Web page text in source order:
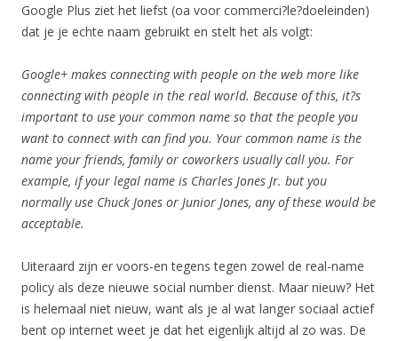
Google Plus ziet het liefst (oa voor commerci?le?doeleinden)
dat je je echte naam gebruikt en stelt het als volgt:
Google+ makes connecting with people on the web more like
connecting with people in the real world. Because of this, it?s
important to use your common name so that the people you
want to connect with can find you. Your common name is the
name your friends, family or coworkers usually call you. For
example, if your legal name is Charles Jones Jr. but you
normally use Chuck Jones or Junior Jones, any of these would be
acceptable.
Uiteraard zijn er voors-en tegens tegen zowel de real-name
policy als deze nieuwe social number dienst. Maar nieuw? Het
is helemaal niet nieuw, want als je al wat langer sociaal actief
bent op internet weet je dat het eigenlijk altijd al zo was. De